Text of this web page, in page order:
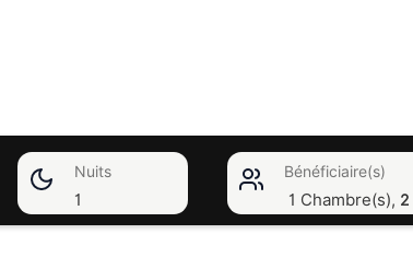
Nuits
1
Bénéficiaire(s)
1 Chambre(s), 2